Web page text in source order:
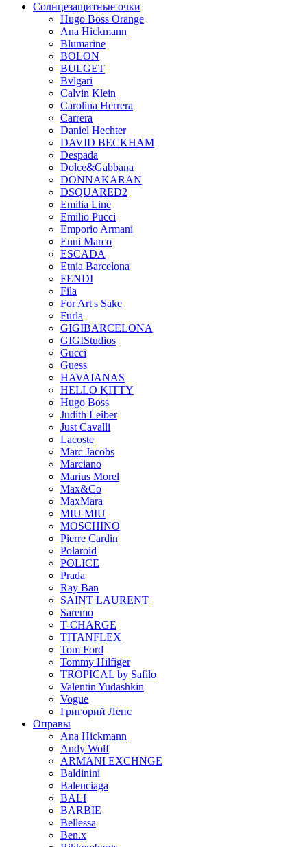
Солнцезащитные очки
Hugo Boss Orange
Ana Hickmann
Blumarine
BOLON
BULGET
Bvlgari
Calvin Klein
Carolina Herrera
Carrera
Daniel Hechter
DAVID BECKHAM
Despada
Dolce&Gabbana
DONNAKARAN
DSQUARED2
Emilia Line
Emilio Pucci
Emporio Armani
Enni Marco
ESCADA
Etnia Barcelona
FENDI
Fila
For Art's Sake
Furla
GIGIBARCELONA
GIGIStudios
Gucci
Guess
HAVAIANAS
HELLO KITTY
Hugo Boss
Judith Leiber
Just Cavalli
Lacoste
Marc Jacobs
Marciano
Marius Morel
Max&Co
MaxMara
MIU MIU
MOSCHINO
Pierre Cardin
Polaroid
POLICE
Prada
Ray Ban
SAINT LAURENT
Saremo
T-CHARGE
TITANFLEX
Tom Ford
Tommy Hilfiger
TROPICAL by Safilo
Valentin Yudashkin
Vogue
Григорий Лепс
Оправы
Ana Hickmann
Andy Wolf
ARMANI EXCHNGE
Baldinini
Balenciaga
BALI
BARBIE
Bellessa
Ben.x